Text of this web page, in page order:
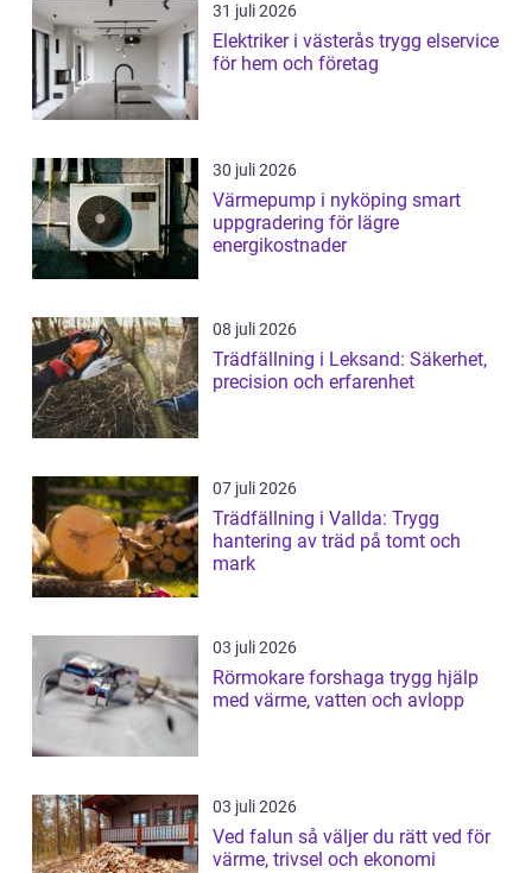
31 juli 2026
Elektriker i västerås trygg elservice
för hem och företag
30 juli 2026
Värmepump i nyköping smart
uppgradering för lägre
energikostnader
08 juli 2026
Trädfällning i Leksand: Säkerhet,
precision och erfarenhet
07 juli 2026
Trädfällning i Vallda: Trygg
hantering av träd på tomt och
mark
03 juli 2026
Rörmokare forshaga trygg hjälp
med värme, vatten och avlopp
03 juli 2026
Ved falun så väljer du rätt ved för
värme, trivsel och ekonomi